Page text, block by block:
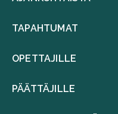
TAPAHTUMAT
OPETTAJILLE
PÄÄTTÄJILLE